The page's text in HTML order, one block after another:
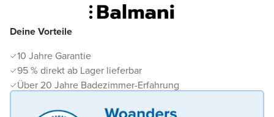
Deine Vorteile
10 Jahre Garantie
95 % direkt ab Lager lieferbar
Über 20 Jahre Badezimmer-Erfahrung